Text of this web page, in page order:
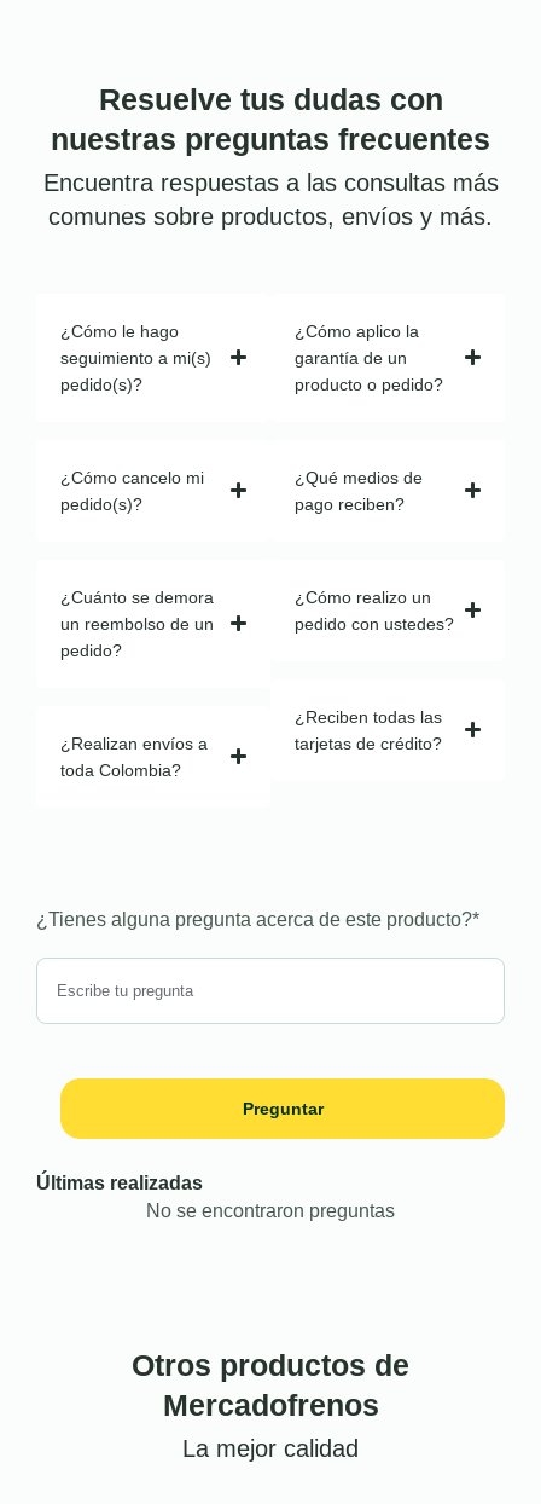
Resuelve tus dudas con
nuestras preguntas frecuentes
Encuentra respuestas a las consultas más
comunes sobre productos, envíos y más.
¿Cómo le hago
seguimiento a mi(s)
pedido(s)?
¿Cómo cancelo mi
pedido(s)?
¿Cuánto se demora
un reembolso de un
pedido?
¿Realizan envíos a
toda Colombia?
¿Cómo aplico la
garantía de un
producto o pedido?
¿Qué medios de
pago reciben?
¿Cómo realizo un
pedido con ustedes?
¿Reciben todas las
tarjetas de crédito?
¿Tienes alguna pregunta acerca de este producto?*
Preguntar
Últimas realizadas
No se encontraron preguntas
Otros productos de
Mercadofrenos
La mejor calidad